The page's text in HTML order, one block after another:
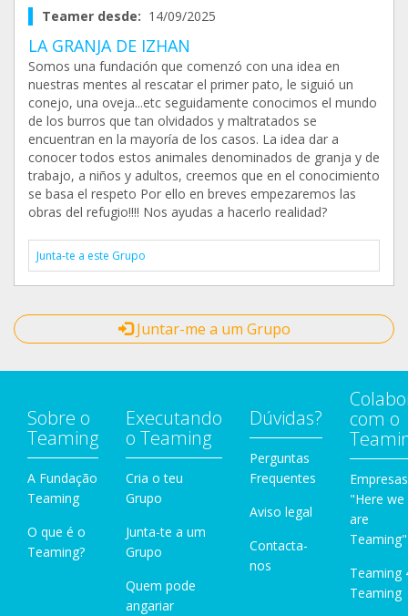
Teamer desde: 14/09/2025
LA GRANJA DE IZHAN
Somos una fundación que comenzó con una idea en
nuestras mentes al rescatar el primer pato, le siguió un
conejo, una oveja...etc seguidamente conocimos el mundo
de los burros que tan olvidados y maltratados se
encuentran en la mayoría de los casos. La idea dar a
conocer todos estos animales denominados de granja y de
trabajo, a niños y adultos, creemos que en el conocimiento
se basa el respeto Por ello en breves empezaremos las
obras del refugio!!!! Nos ayudas a hacerlo realidad?
Junta-te a este Grupo
Juntar-me a um Grupo
Sobre o
Teaming
A Fundação
Teaming
O que é o
Teaming?
Executando
o Teaming
Cria o teu
Grupo
Junta-te a um
Grupo
Quem pode
angariar
Dúvidas?
Perguntas
Frequentes
Aviso legal
Contacta-
nos
com o
Empresas
"Here we
are
Teaming"
Teaming
Teaming